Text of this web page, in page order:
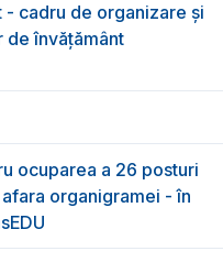
- cadru de organizare și
de învățământ
ocuparea a 26 posturi
organigramei - în